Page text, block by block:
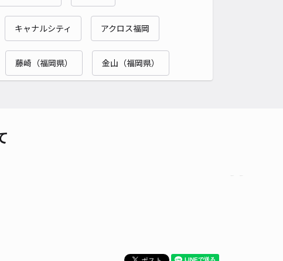
キャナルシティ アクロス福岡
藤崎（福岡県） 金山（福岡県）